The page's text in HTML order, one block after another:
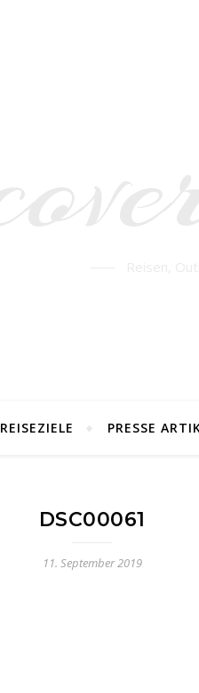
REISEZIELE PRESSE
DSC00061
11. September 2019